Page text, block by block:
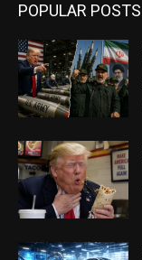
POPULAR POSTS